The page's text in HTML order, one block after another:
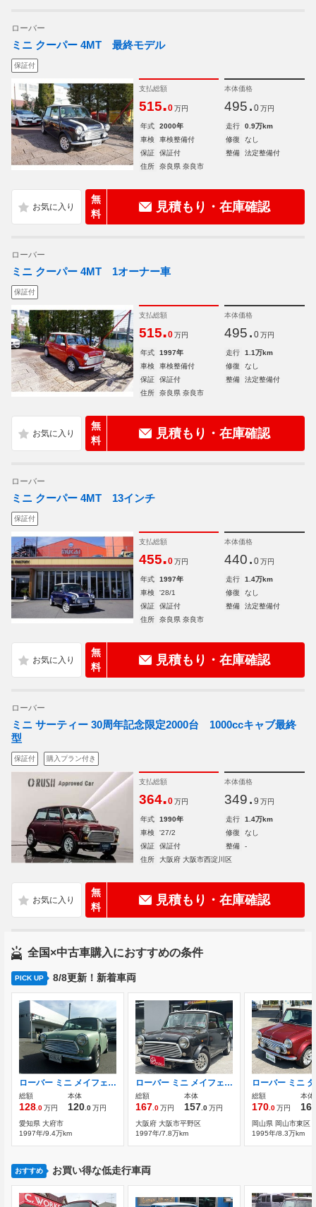
ローバー
ミニ クーパー 4MT 最終モデル
保証付
支払総額
515.0 万円
本体価格
495. 0 万円
年式 2000年 走行
0.9万km
車検
車検整備付 修復
なし
保証
保証付 整備
法定整備付
住所
奈良県 奈良市
無
料
見積もり・在庫確認
ローバー
ミニ クーパー 4MT 1オーナー車
保証付
支払総額
515.0 万円
本体価格
495. 0 万円
年式 1997年 走行
1.1万km
車検
車検整備付 修復
なし
保証
保証付 整備
法定整備付
住所
奈良県 奈良市
無
料
見積もり・在庫確認
ローバー
ミニ クーパー 4MT 13インチ
保証付
支払総額
455.0 万円
本体価格
440. 0 万円
年式 1997年 走行
1.4万km
車検
'28/1 修復
なし
保証
保証付 整備
法定整備付
住所
奈良県 奈良市
無
料
見積もり・在庫確認
ローバー
ミニ サーティー 30周年記念限定2000台 1000ccキャブ最終
型
保証付 購入プラン付き
支払総額
364.0 万円
本体価格
349. 9 万円
年式 1990年 走行
1.4万km
車検
'27/2 修復
なし
保証
保証付 整備
-
住所
大阪府 大阪市西淀川区
無
料
見積もり・在庫確認
全国×中古車購入におすすめの条件
PICK UP 8/8更新！新着車両
ローバー ミニ メイフェア ユーザー様買取車両
総額
128 .0万円
本体
120 .0万円
愛知県 大府市
1997年/9.4万km
ローバー ミニ メイフェア H12年からH26年記録簿あり
総額
167 .0万円
本体
157 .0万円
大阪府 大阪市平野区
1997年/7.8万km
ローバー ミニ
総額
170 .0万円
本体
岡山県 岡山市東区
1995年/8.3万km
おすすめ お買い得な低走行車両